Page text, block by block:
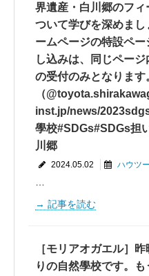
界遺産・白川郷のフ
ついて学びを深めま
ームページの特設ペ
し込みは、同じペー
の受付のみとなりま
（
inst.jp/news/
學校#SDGs#SDGs担
川郷
2024.05.02 ハウツー
記事を読む
［モリアオガエル］
りの自然學校です。